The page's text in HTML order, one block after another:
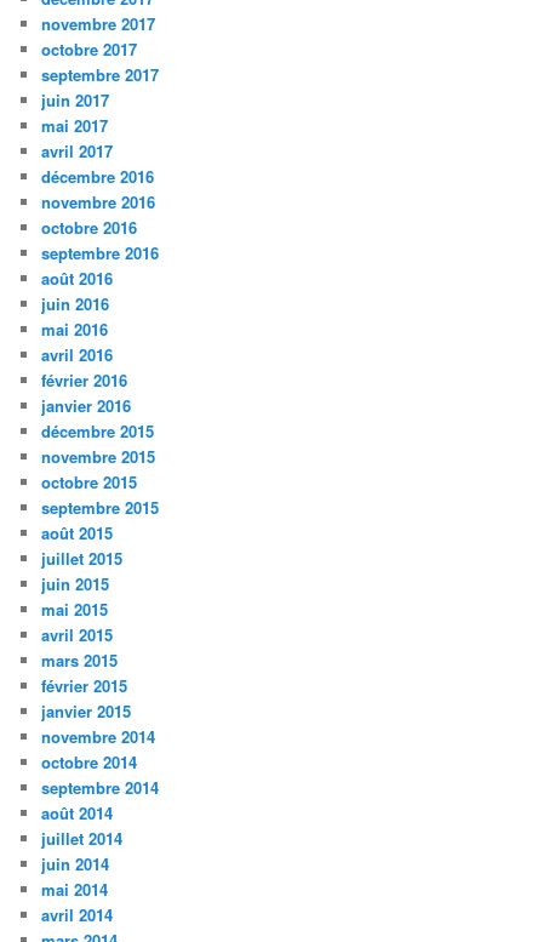
novembre 2017
octobre 2017
septembre 2017
juin 2017
mai 2017
avril 2017
décembre 2016
novembre 2016
octobre 2016
septembre 2016
août 2016
juin 2016
mai 2016
avril 2016
février 2016
janvier 2016
décembre 2015
novembre 2015
octobre 2015
septembre 2015
août 2015
juillet 2015
juin 2015
mai 2015
avril 2015
mars 2015
février 2015
janvier 2015
novembre 2014
octobre 2014
septembre 2014
août 2014
juillet 2014
juin 2014
mai 2014
avril 2014